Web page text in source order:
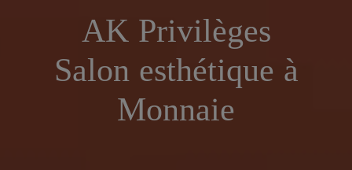
AK Privilèges
Salon esthétique à
Monnaie